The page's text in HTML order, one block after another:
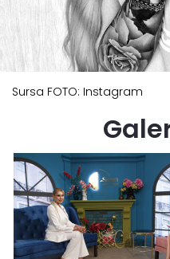
Sursa FOTO: Instagram